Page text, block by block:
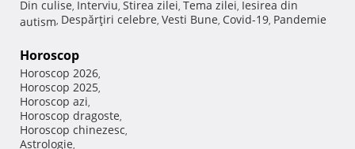
Din culise, Interviu, Stirea zilei, Tema zilei, Iesirea din
autism, Despărţiri celebre, Vesti Bune, Covid-19, Pandemie
Horoscop
Horoscop 2026,
Horoscop 2025,
Horoscop azi,
Horoscop dragoste,
Horoscop chinezesc,
Astrologie,